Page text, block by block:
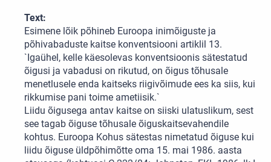
Text:
Esimene lõik põhineb Euroopa inimõiguste ja
põhivabaduste kaitse konventsiooni artiklil 13.
`Igaühel, kelle käesolevas konventsioonis sätestatud
õigusi ja vabadusi on rikutud, on õigus tõhusale
menetlusele enda kaitseks riigivõimude ees ka siis, kui
rikkumise pani toime ametiisik.`
Liidu õigusega antav kaitse on siiski ulatuslikum, sest
see tagab õiguse tõhusale õiguskaitsevahendile
kohtus. Euroopa Kohus sätestas nimetatud õiguse kui
liidu õiguse üldpõhimõtte oma 15. mai 1986. aasta